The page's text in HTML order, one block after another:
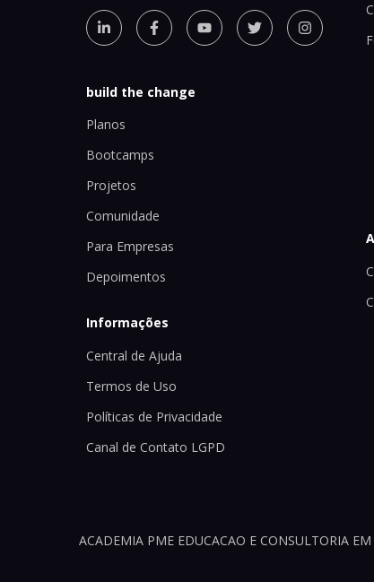
build the change
Planos
Bootcamps
Projetos
Comunidade
Para Empresas
Depoimentos
Informações
Central de Ajuda
Termos de Uso
Políticas de Privacidade
Canal de Contato LGPD
ACADEMIA PME EDUCACAO E CONSULTORIA